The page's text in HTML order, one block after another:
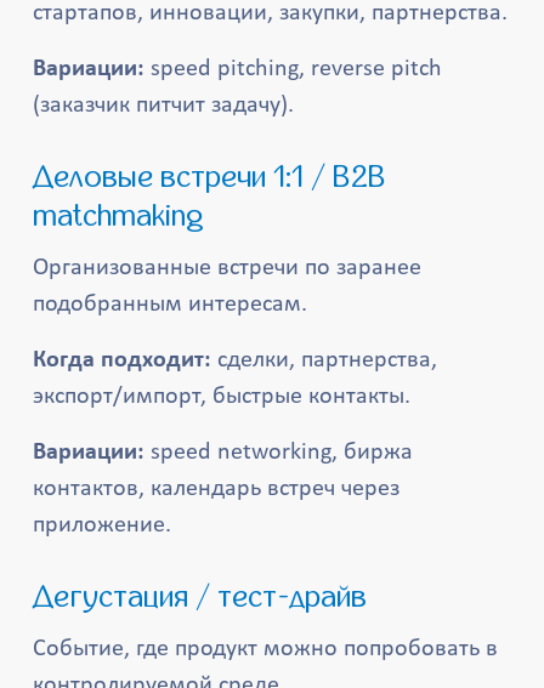
стартапов, инновации, закупки, партнерства.
Вариации: speed pitching, reverse pitch
(заказчик питчит задачу).
Деловые встречи 1:1 / B2B
matchmaking
Организованные встречи по заранее
подобранным интересам.
Когда подходит: сделки, партнерства,
экспорт/импорт, быстрые контакты.
Вариации: speed networking, биржа
контактов, календарь встреч через
приложение.
Дегустация / тест-драйв
Событие, где продукт можно попробовать в